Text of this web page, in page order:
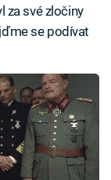
za své zločiny
se podívat